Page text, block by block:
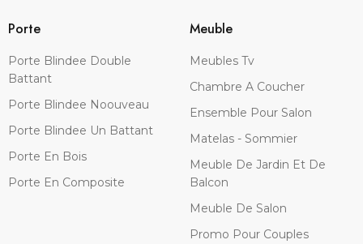
Porte
Porte Blindee Double
Battant
Porte Blindee Noouveau
Porte Blindee Un Battant
Porte En Bois
Porte En Composite
Meuble
Meubles Tv
Chambre A Coucher
Ensemble Pour Salon
Matelas - Sommier
Meuble De Jardin Et De
Balcon
Meuble De Salon
Promo Pour Couples